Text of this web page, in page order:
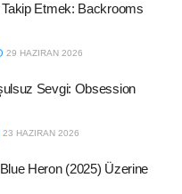
Takip Etmek: Backrooms
29 HAZIRAN 2026
Sevgi: Obsession
23 HAZIRAN 2026
Heron (2025) Üzerine